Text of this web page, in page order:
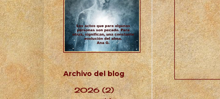
Archivo del blog
▼2026(2)